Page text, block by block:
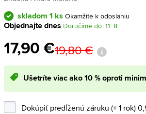
skladom 1 ks Okamžite k odoslaniu
Objednajte dnes Doručíme do: 11. 8.
17,90 €19,80 €
Ušetríte viac ako 10 % oproti
Dokúpiť predĺženú záruku (+ 1 rok)